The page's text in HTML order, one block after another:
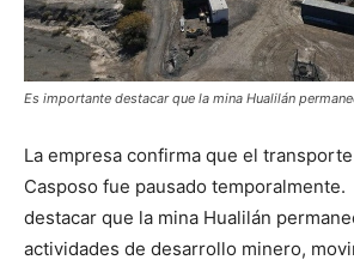
Es importante destacar que la mina Hualilán
La empresa confirma que el
Casposo fue pausado
destacar que la mina Hualilán
actividades de desarrollo minero,